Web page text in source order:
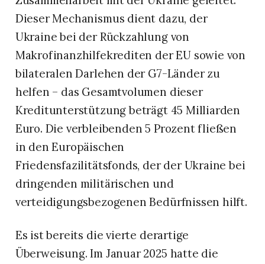
Dieser Mechanismus dient dazu, der
Ukraine bei der Rückzahlung von
Makrofinanzhilfekrediten der EU sowie von
bilateralen Darlehen der G7-Länder zu
helfen – das Gesamtvolumen dieser
Kreditunterstützung beträgt 45 Milliarden
Euro. Die verbleibenden 5 Prozent fließen
in den Europäischen
Friedensfazilitätsfonds, der der Ukraine bei
dringenden militärischen und
verteidigungsbezogenen Bedürfnissen hilft.
Es ist bereits die vierte derartige
Überweisung. Im Januar 2025 hatte die